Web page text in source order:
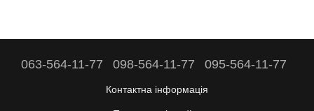
063-564-11-77 098-564-11-77 095-564-11-77
Контактна інформація